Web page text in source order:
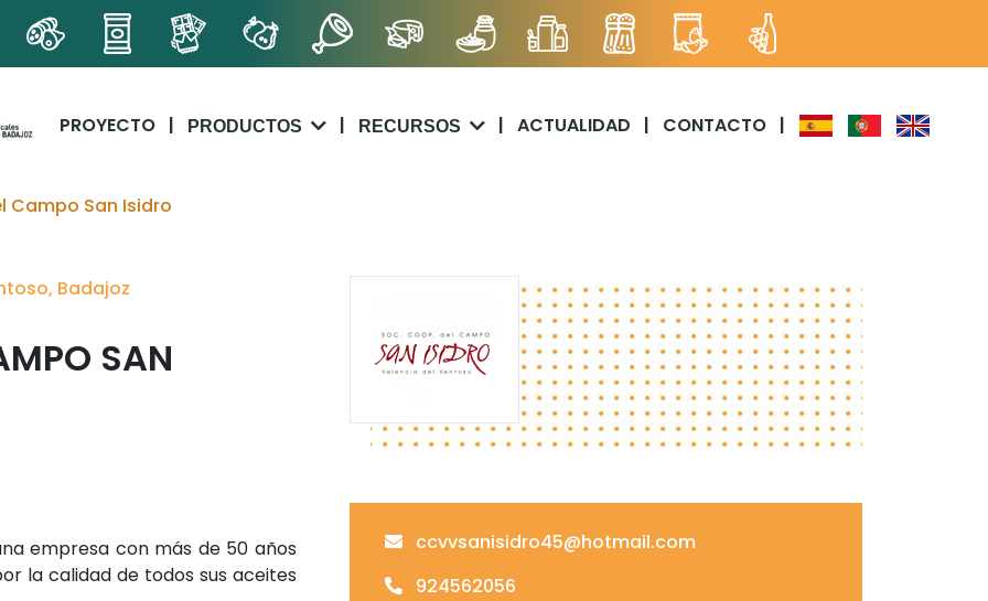
PROYECTO | PRODUCTOS | RECURSOS | ACTUALIDAD | CONTACTO |
Campo San Isidro
ccvvsanisidro45@hotmail.com
924562056
Badajoz
SAN
empresa con más de 50 años
la calidad de todos sus aceites